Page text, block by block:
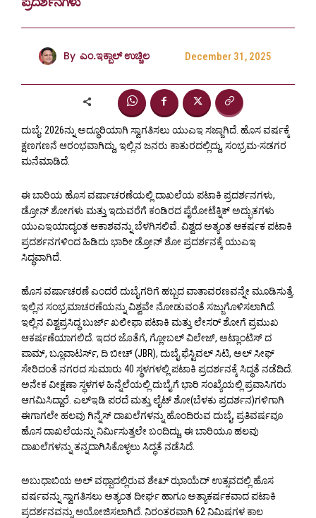
By ಎಂ.ಇಕ್ಬಾಲ್ ಉಚ್ಚಿಲ December 31, 2025
ದುಬೈ: 2026ನ್ನು ಅದ್ಧೂರಿಯಾಗಿ ಸ್ವಾಗತಿಸಲು ಯುಎಇ ಸಜ್ಜಾಗಿದೆ. ಹೊಸ ವರ್ಷಕ್ಕೆ
ಕ್ಷಣಗಣನೆ ಆರಂಭವಾಗಿದ್ದು, ಇಲ್ಲಿನ ಜನರು ಕಾತುರದಲ್ಲಿದ್ದು, ಸಂಭ್ರಮ-ಸಡಗರ
ಮನೆಮಾಡಿದೆ.
ಈ ಬಾರಿಯ ಹೊಸ ವರ್ಷಾಚರಣೆಯಲ್ಲಿ ದಾಖಲೆಯ ಪಟಾಕಿ ಪ್ರದರ್ಶನಗಳು,
ಡ್ರೋನ್ ಶೋಗಳು ಮತ್ತು ಇದುವರೆಗೆ ಕಂಡಿರದ ಪೈರೋಟೆಕ್ನಿಕ್ ಅದ್ಭುತಗಳು
ಯುಎಇಯಾದ್ಯಂತ ಆಕಾಶವನ್ನು ಬೆಳಗಿಸಲಿವೆ. ವಿಶ್ವದ ಅತ್ಯಂತ ಆಕರ್ಷಕ ಪಟಾಕಿ
ಪ್ರದರ್ಶನಗಳಿಂದ ಹಿಡಿದು ಭಾರೀ ಡ್ರೋನ್ ಶೋ ಪ್ರದರ್ಶನಕ್ಕೆ ಯುಎಇ
ಸಿದ್ಧವಾಗಿದೆ.
ಹೊಸ ವರ್ಷಾಚರಣೆ ಎಂದರೆ ದುಬೈಗರಿಗೆ ಹಬ್ಬದ ವಾತಾವರಣವನ್ನೇ ಮೂಡಿಸುತ್ತೆ.
ಇಲ್ಲಿನ ಸಂಭ್ರಮಾಚರಣೆಯನ್ನು ವಿಶ್ವವೇ ನೋಡುವಂತೆ ಸಜ್ಜುಗೊಳಿಸಲಾಗಿದೆ.
ಇಲ್ಲಿನ ವಿಶ್ವಪ್ರಸಿದ್ಧ ಬುರ್ಜ್ ಖಲೀಫಾ ಪಟಾಕಿ ಮತ್ತು ಲೇಸರ್ ಶೋಗೆ ಪ್ರಮುಖ
ಆಕರ್ಷಣೆಯಾಗಲಿದೆ. ಇದರ ಜೊತೆಗೆ, ಗ್ಲೋಬಲ್ ವಿಲೇಜ್, ಅಟ್ಲಾಂಟಿಸ್ ದ
ಪಾಮ್, ಬ್ಲೂವಾಟರ್ಸ್, ದಿ ಬೀಚ್ (JBR), ದುಬೈ ಫೆಸ್ಟಿವಲ್ ಸಿಟಿ, ಅಲ್ ಸೀಫ್
ಸೇರಿದಂತೆ ನಗರದ ಸುಮಾರು 40 ಸ್ಥಳಗಳಲ್ಲಿ ಪಟಾಕಿ ಪ್ರದರ್ಶನಕ್ಕೆ ಸಿದ್ಧತೆ ನಡೆದಿದೆ.
ಅನೇಕ ವೀಕ್ಷಣಾ ಸ್ಥಳಗಳ ಹಿನ್ನೆಲೆಯಲ್ಲಿ ದುಬೈಗೆ ಭಾರಿ ಸಂಖ್ಯೆಯಲ್ಲಿ ಪ್ರವಾಸಿಗರು
ಆಗಮಿಸಿದ್ದಾರೆ. ಎಲ್‌ಇಡಿ ಪರದೆ ಮತ್ತು ಲೈಟ್ ಶೋ(ಬೆಳಕು ಪ್ರದರ್ಶನ)ಗಳಿಗಾಗಿ
ಈಗಾಗಲೇ ಹಲವು ಗಿನ್ನೆಸ್ ದಾಖಲೆಗಳನ್ನು ಹೊಂದಿರುವ ದುಬೈ, ಪ್ರತಿವರ್ಷವೂ
ಹೊಸ ದಾಖಲೆಯನ್ನು ನಿರ್ಮಿಸುತ್ತಲೇ ಬಂದಿದ್ದು, ಈ ಬಾರಿಯೂ ಹಲವು
ದಾಖಲೆಗಳನ್ನು ತನ್ನದಾಗಿಸಿಕೊಳ್ಳಲು ಸಿದ್ಧತೆ ನಡೆಸಿದೆ.
ಅಬುಧಾಬಿಯ ಅಲ್ ವಥ್ಬಾದಲ್ಲಿರುವ ಶೇಖ್ ಝಾಯೆದ್ ಉತ್ಸವದಲ್ಲಿ ಹೊಸ
ವರ್ಷವನ್ನು ಸ್ವಾಗತಿಸಲು ಅತ್ಯಂತ ದೀರ್ಘ ಹಾಗೂ ಅತ್ಯಾಕರ್ಷಕವಾದ ಪಟಾಕಿ
ಪ್ರದರ್ಶನವನ್ನು ಆಯೋಜಿಸಲಾಗಿದೆ. ನಿರಂತರವಾಗಿ 62 ನಿಮಿಷಗಳ ಕಾಲ